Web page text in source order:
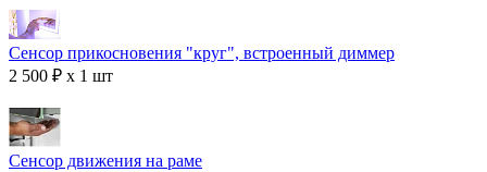
Сенсор прикосновения "круг", встроенный диммер
2 500 ₽ x 1 шт
Сенсор движения на раме